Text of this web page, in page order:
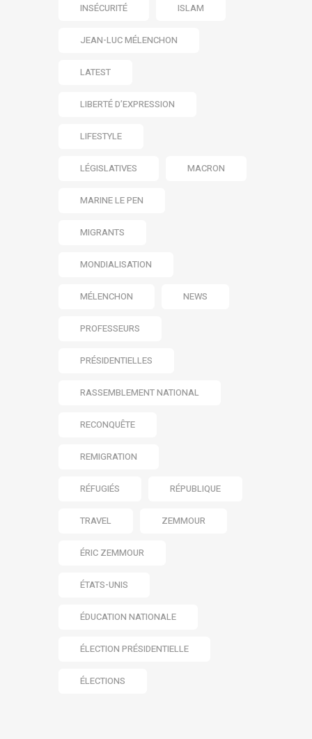
INSÉCURITÉ ISLAM
JEAN-LUC MÉLENCHON
LATEST
LIBERTÉ D’EXPRESSION
LIFESTYLE
LÉGISLATIVES MACRON
MARINE LE PEN
MIGRANTS
MONDIALISATION
MÉLENCHON NEWS
PROFESSEURS
PRÉSIDENTIELLES
RASSEMBLEMENT NATIONAL
RECONQUÊTE
REMIGRATION
RÉFUGIÉS RÉPUBLIQUE
TRAVEL ZEMMOUR
ÉRIC ZEMMOUR
ÉTATS-UNIS
ÉDUCATION NATIONALE
ÉLECTION PRÉSIDENTIELLE
ÉLECTIONS